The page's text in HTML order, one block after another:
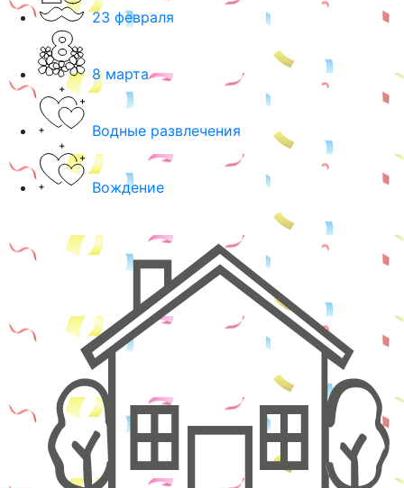
23 февраля
8 марта
Водные развлечения
Вождение